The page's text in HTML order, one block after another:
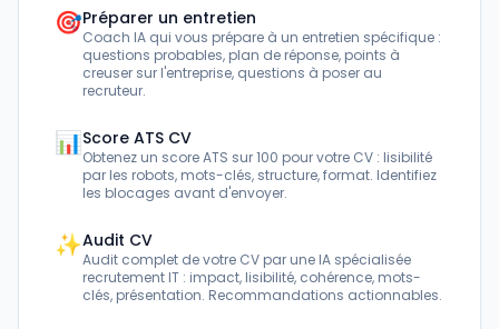
🎯Préparer un entretien
Coach IA qui vous prépare à un entretien spécifique :
questions probables, plan de réponse, points à
creuser sur l'entreprise, questions à poser au
recruteur.
📊Score ATS CV
Obtenez un score ATS sur 100 pour votre CV : lisibilité
par les robots, mots-clés, structure, format. Identifiez
les blocages avant d'envoyer.
✨Audit CV
Audit complet de votre CV par une IA spécialisée
recrutement IT : impact, lisibilité, cohérence, mots-
clés, présentation. Recommandations actionnables.